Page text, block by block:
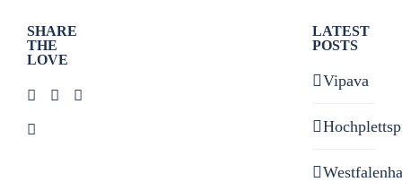
SHARE
THE
LOVE
LATEST
POSTS
Vipava